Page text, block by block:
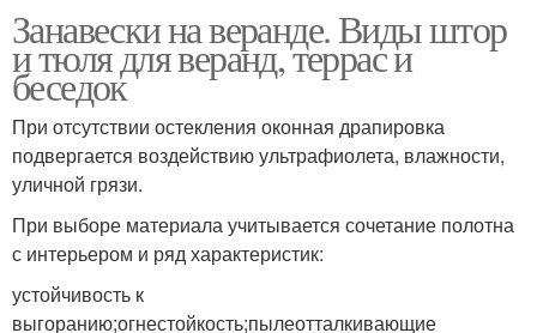
Занавески на веранде. Виды штор
и тюля для веранд, террас и
беседок
При отсутствии остекления оконная драпировка
подвергается воздействию ультрафиолета, влажности,
уличной грязи.
При выборе материала учитывается сочетание полотна
с интерьером и ряд характеристик:
устойчивость к
выгоранию;огнестойкость;пылеотталкивающие